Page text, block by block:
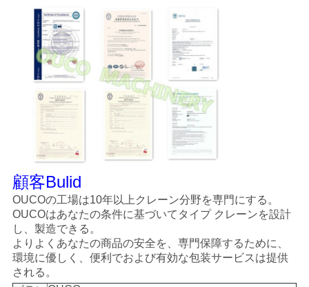
顧客Bulid
OUCOの工場は10年以上クレーン分野を専門にする。
OUCOはあなたの条件に基づいてタイプ クレーンを設計
し、製造できる。
よりよくあなたの商品の安全を、専門保障するために、
環境に優しく、便利でおよび有効な包装サービスは提供
される。